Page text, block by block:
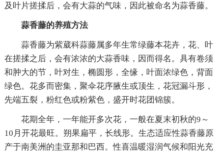
及叶片搓揉后，会有大蒜的气味，因此被命名为蒜香藤。
蒜香藤的养殖方法
蒜香藤为紫葳科蒜藤属多年生常绿藤本花卉，花、叶
在搓揉之后，会有浓浓的大蒜香味，因而得名。具有卷须
和肿大的节，叶对生，椭圆形，全缘，叶面浓绿色，背面
绿色。花多而密集，聚伞花序腋生或顶生，花冠漏斗形，
先端五裂，粉红色或粉紫色，盛开时花团锦簇。
花期全年，一年能开多次花，一般在夏末初秋的9～
10月开花最旺。朔果扁平，长线形。生态适应性蒜香藤原
产于南美洲的圭亚那和巴西。性喜温暖湿润气候和阳光充